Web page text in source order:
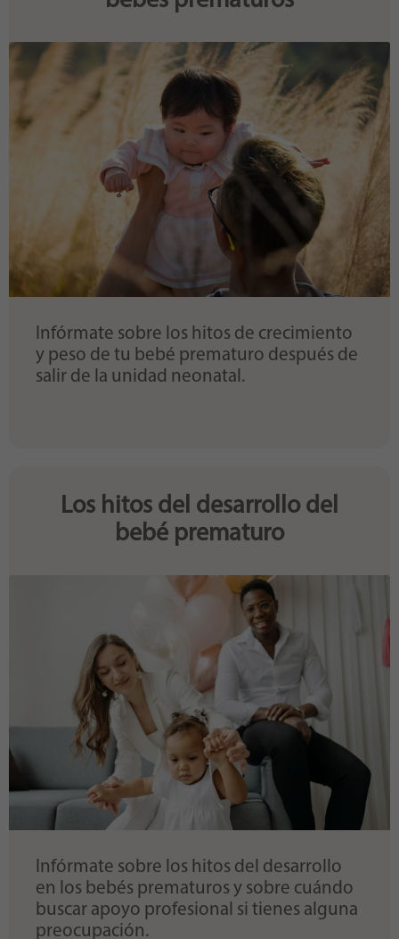
Infórmate sobre los hitos de crecimiento
y peso de tu bebé prematuro después de
salir de la unidad neonatal.
Los hitos del desarrollo del
bebé prematuro
Infórmate sobre los hitos del desarrollo
en los bebés prematuros y sobre cuándo
buscar apoyo profesional si tienes alguna
preocupación.